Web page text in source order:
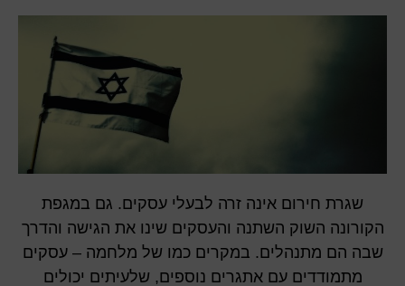
שגרת חירום אינה זרה לבעלי עסקים. גם במגפת
הקורונה השוק השתנה והעסקים שינו את הגישה והדרך
שבה הם מתנהלים. במקרים כמו של מלחמה – עסקים
מתמודדים עם אתגרים נוספים, שלעיתים יכולים